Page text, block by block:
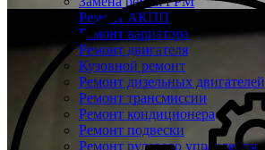
Ремонт АКПП
Ремонт вариатора
Ремонт двигателя
Кузовной ремонт
Ремонт дизельных двигателей
Ремонт трансмиссии
Ремонт кондиционера
Ремонт подвески
Ремонт рулевого управления